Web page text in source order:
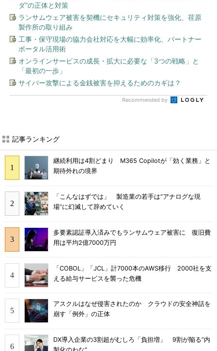
ダ”の正体と対策
ランサムウェア被害を契機にセキュリティ対策を強化、荏原
製作所の取り組み
工事・保守現場の協力会社対応を大幅に効率化、パートナー
ポータル活用術
オンラインサービスの成長・拡大に必要な「3つの戦略」と
「最初の一歩」
サイバー攻撃による金銭被害を抑えるためのカギは？
Recommended by
記事ランキング
継続利用は4割どまり M365 Copilotが「効く業務」と
期待外れの境界
「こんなはずでは」 製造業の若手は“アナログな現
場”に幻滅して辞めていく
多要素認証導入済みでもランサムウェア被害に 復旧費
用は平均2億7000万円
「COBOL」「JCL」計7000本のAWS移行 2000社を支
える給与サービスを襲った危機
アスクルはなぜ侵害されたのか クラウドの安全神話を
崩す「例外」の正体
DX導入企業の3割超がむしろ「負担増」 9割が陥る“内